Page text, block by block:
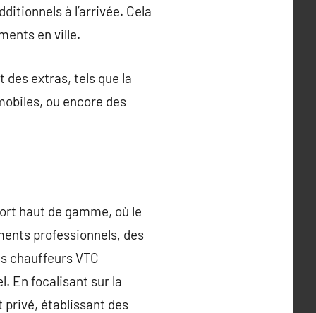
à l’arrivée. Cela
en ville.
des extras, tels que la
ou encore des
haut de gamme, où le
professionnels, des
chauffeurs VTC
En focalisant sur la
établissant des